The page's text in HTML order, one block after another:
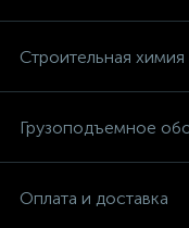
Строительная химия
Грузоподъемное
Оплата и доставка